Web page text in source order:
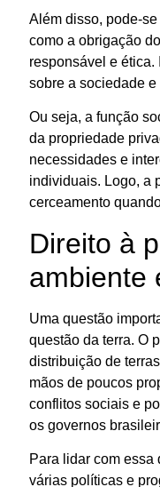
Além disso, pode-
como a obrigação
responsável e ética.
sobre a sociedade
Ou seja, a função
da propriedade
necessidades e
individuais. Logo, a
cerceamento
Direito à
ambiente
Uma questão
questão da terra. O
distribuição de
mãos de poucos
conflitos sociais e
os governos
Para lidar com
várias políticas e